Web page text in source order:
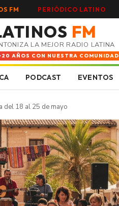
FM PERIÓDICO LATINO
FM
LA MEJOR RADIO LATINA
AÑOS CON NUESTRA COMUNIDAD
PODCAST EVENTOS
del 18 al 25 de mayo